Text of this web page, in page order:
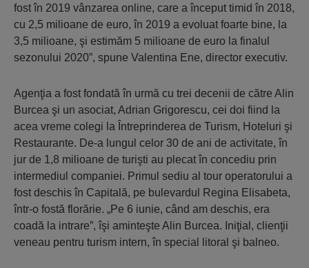
fost în 2019 vânzarea online, care a început timid în 2018,
cu 2,5 milioane de euro, în 2019 a evoluat foarte bine, la
3,5 milioane, şi estimăm 5 milioane de euro la finalul
sezonului 2020”, spune Valentina Ene, director executiv.
Agenţia a fost fondată în urmă cu trei decenii de către Alin
Burcea şi un asociat, Adrian Grigorescu, cei doi fiind la
acea vreme colegi la Întreprinderea de Turism, Hoteluri şi
Restaurante. De-a lungul celor 30 de ani de activitate, în
jur de 1,8 milioane de turişti au plecat în concediu prin
intermediul companiei. Primul sediu al tour operatorului a
fost deschis în Capitală, pe bulevardul Regina Elisabeta,
într-o fostă florărie. „Pe 6 iunie, când am deschis, era
coadă la intrare”, îşi aminteşte Alin Burcea. Iniţial, clienţii
veneau pentru turism intern, în special litoral şi balneo.